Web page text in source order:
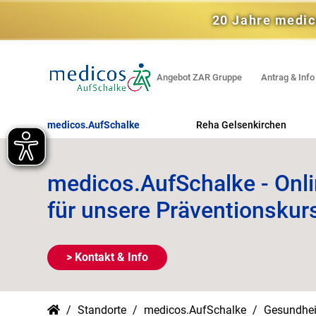
20 Jahre
Angebot ZAR Gruppe Antrag & Info
medicos.AufSchalke Reha Gelsenkirchen
Kardiologische REHA
Psychosomatische REHA
Beruflich orientierte REHA
medicos.AufSchalke -
für unsere
> Kontakt & Info
Standorte medicos.AufSchalke